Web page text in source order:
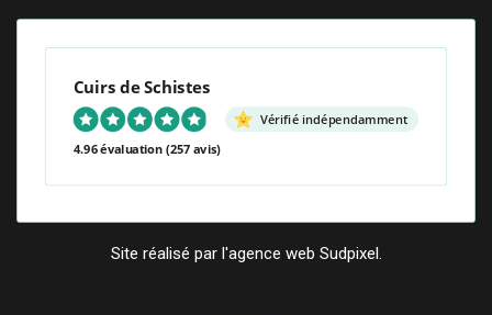
Cuirs de Schistes
Vérifié indépendamment
4.96 évaluation (257 avis)
Site réalisé par l'agence web Sudpixel.